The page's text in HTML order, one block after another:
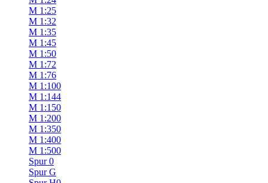
M 1:25
M 1:32
M 1:35
M 1:45
M 1:50
M 1:72
M 1:76
M 1:100
M 1:144
M 1:150
M 1:200
M 1:350
M 1:400
M 1:500
Spur 0
Spur G